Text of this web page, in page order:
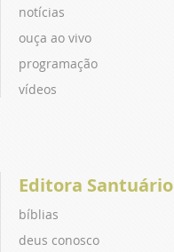
notícias
ouça ao vivo
programação
vídeos
Editora Santuário
bíblias
deus conosco